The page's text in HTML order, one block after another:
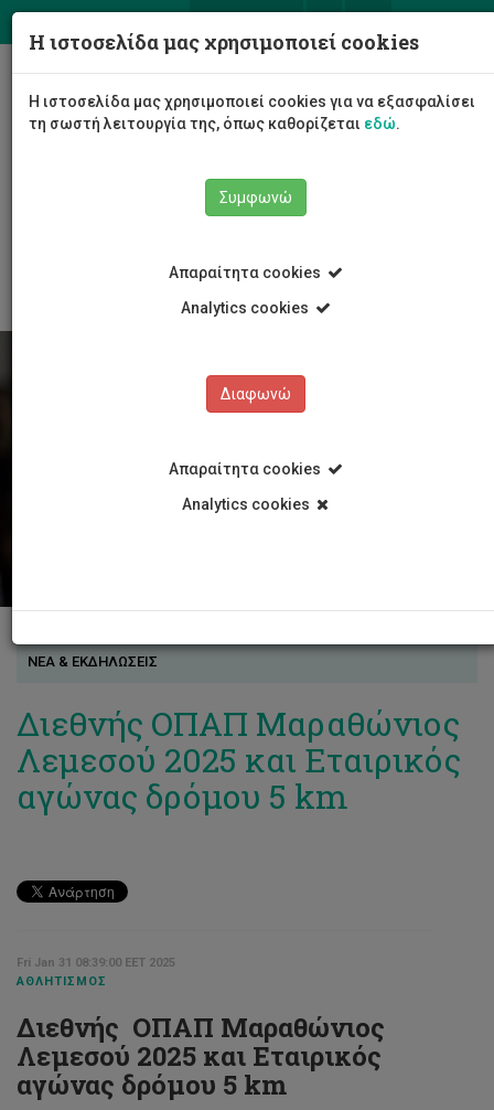
ΝΕΑ & ΕΚΔΗΛΩΣΕΙΣ
Διεθνής ΟΠΑΠ Μαραθώνιος
Λεμεσού 2025 και Εταιρικός
αγώνας δρόμου 5 km
Fri Jan 31 08:39:00 EET 2025
ΑΘΛΗΤΙΣΜΌΣ
Διεθνής ΟΠΑΠ Μαραθώνιος
Λεμεσού 2025 και Εταιρικός
αγώνας δρόμου 5 km
Η ιστοσελίδα μας χρησιμοποιεί cookies
Η ιστοσελίδα μας χρησιμοποιεί cookies για να εξασφαλίσει
τη σωστή λειτουργία της, όπως καθορίζεται εδώ.
Συμφωνώ
Απαραίτητα cookies
Analytics cookies
Διαφωνώ
Απαραίτητα cookies
Analytics cookies